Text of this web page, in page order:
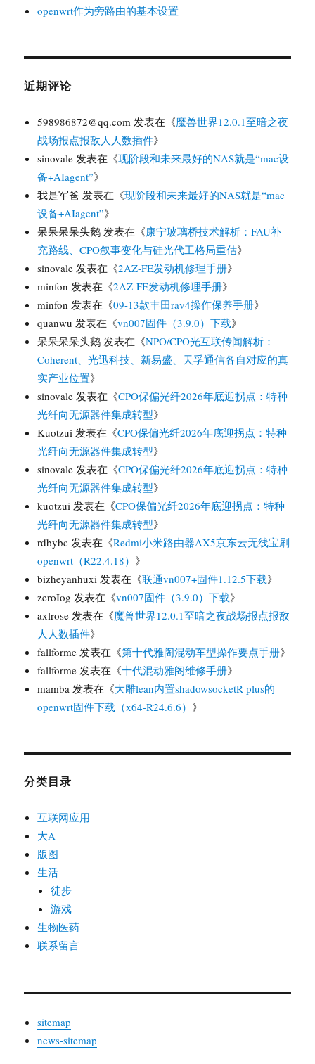
openwrt作为旁路由的基本设置
近期评论
598986872@qq.com 发表在《魔兽世界12.0.1至暗之夜
战场报点报敌人人数插件》
sinovale 发表在《现阶段和未来最好的NAS就是“mac设
备+AIagent”》
我是军爸 发表在《现阶段和未来最好的NAS就是“mac
设备+AIagent”》
呆呆呆呆头鹅 发表在《康宁玻璃桥技术解析：FAU补
充路线、CPO叙事变化与硅光代工格局重估》
sinovale 发表在《2AZ-FE发动机修理手册》
minfon 发表在《2AZ-FE发动机修理手册》
minfon 发表在《09-13款丰田rav4操作保养手册》
quanwu 发表在《vn007固件（3.9.0）下载》
呆呆呆呆头鹅 发表在《NPO/CPO光互联传闻解析：
Coherent、光迅科技、新易盛、天孚通信各自对应的真
实产业位置》
sinovale 发表在《CPO保偏光纤2026年底迎拐点：特种
光纤向无源器件集成转型》
Kuotzui 发表在《CPO保偏光纤2026年底迎拐点：特种
光纤向无源器件集成转型》
sinovale 发表在《CPO保偏光纤2026年底迎拐点：特种
光纤向无源器件集成转型》
kuotzui 发表在《CPO保偏光纤2026年底迎拐点：特种
光纤向无源器件集成转型》
rdbybc 发表在《Redmi小米路由器AX5京东云无线宝刷
openwrt（R22.4.18） 》
bizheyanhuxi 发表在《联通vn007+固件1.12.5下载》
zeroIog 发表在《vn007固件（3.9.0）下载》
axlrose 发表在《魔兽世界12.0.1至暗之夜战场报点报敌
人人数插件》
fallforme 发表在《第十代雅阁混动车型操作要点手册》
fallforme 发表在《十代混动雅阁维修手册》
mamba 发表在《大雕lean内置shadowsocketR plus的
openwrt固件下载（x64-R24.6.6） 》
分类目录
互联网应用
大A
版图
生活
徒步
游戏
生物医药
联系留言
sitemap
news-sitemap